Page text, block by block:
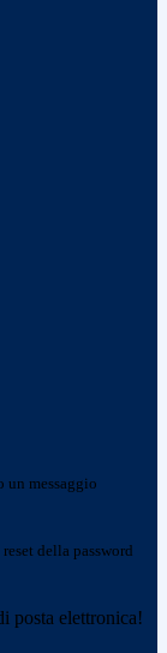
un messaggio
della password
posta elettronica!